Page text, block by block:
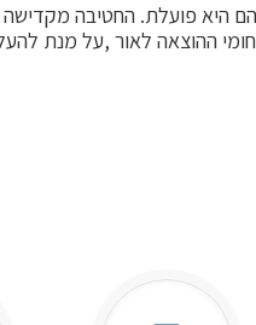
היא פועלת. החטיבה
ההוצאה לאור ,על מנת